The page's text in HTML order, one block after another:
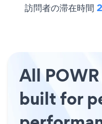
訪問者の滞在時間
All
built for